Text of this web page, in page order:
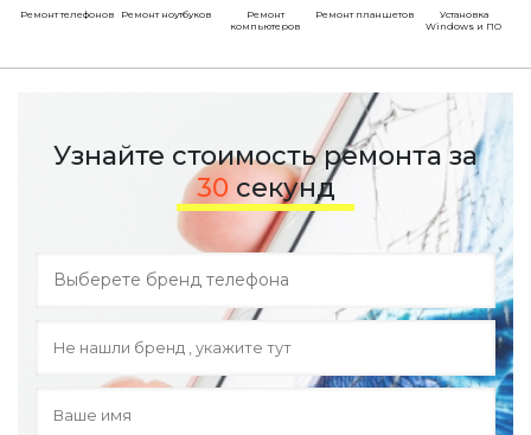
Ремонт телефонов Ремонт ноутбуков
Ремонт
компьютеров
Ремонт планшетов
Установка
Windows и ПО
Узнайте стоимость ремонта за
30 секунд